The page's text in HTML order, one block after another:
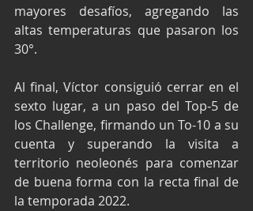
mayores desafíos, agregando las
altas temperaturas que pasaron los
30°.
Al final, Víctor consiguió cerrar en el
sexto lugar, a un paso del Top-5 de
los Challenge, firmando un To-10 a su
cuenta y superando la visita a
territorio neoleonés para comenzar
de buena forma con la recta final de
la temporada 2022.